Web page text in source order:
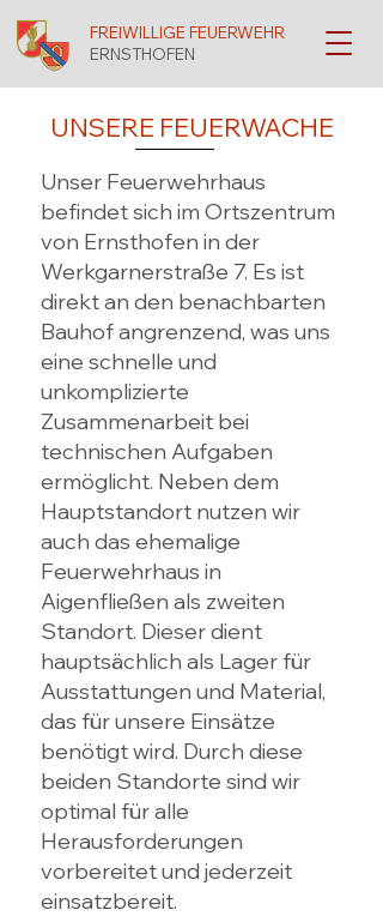
FREIWILLIGE FEUERWEHR
ERNSTHOFEN
UNSERE FEUERWACHE
Unser Feuerwehrhaus
befindet sich im Ortszentrum
von Ernsthofen in der
Werkgarnerstraße 7. Es ist
direkt an den benachbarten
Bauhof angrenzend, was uns
eine schnelle und
unkomplizierte
Zusammenarbeit bei
technischen Aufgaben
ermöglicht. Neben dem
Hauptstandort nutzen wir
auch das ehemalige
Feuerwehrhaus in
Aigenfließen als zweiten
Standort. Dieser dient
hauptsächlich als Lager für
Ausstattungen und Material,
das für unsere Einsätze
benötigt wird. Durch diese
beiden Standorte sind wir
optimal für alle
Herausforderungen
vorbereitet und jederzeit
einsatzbereit.